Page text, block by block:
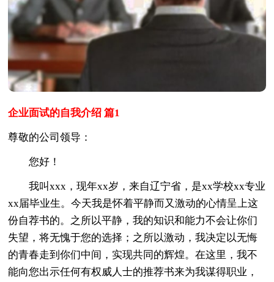
企业面试的自我介绍 篇1
尊敬的公司领导：
您好！
我叫xxx，现年xx岁，来自辽宁省，是xx学校xx专业
xx届毕业生。今天我是怀着平静而又激动的心情呈上这
份自荐书的。之所以平静，我的知识和能力不会让你们
失望，将无愧于您的选择；之所以激动，我决定以无悔
的青春走到你们中间，实现共同的辉煌。在这里，我不
能向您出示任何有权威人士的推荐书来为我谋得职业，